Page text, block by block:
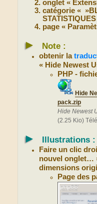
onglet «
catégorie «
page «
► Note :
obtenir la
« Hide Newest
PHP -
Hide
pack.zip
Hide Newest
(2.25 Kio)
► Illustrations :
Faire un clic
nouvel onglet…
dimensions
Page des